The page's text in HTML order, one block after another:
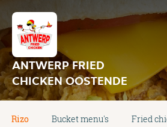
ANTWERP FRIED
CHICKEN OOSTENDE
Rizo Bucket menu's Fried